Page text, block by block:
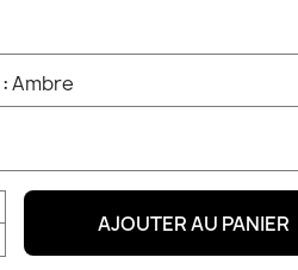
Ambre
AJOUTER AU PANIER